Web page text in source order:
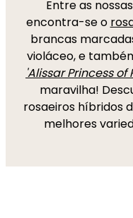
Entre as
encontra-se o
brancas
violáceo, e
'Alissar Princess of
maravilha!
rosaeiros híbridos
melhores